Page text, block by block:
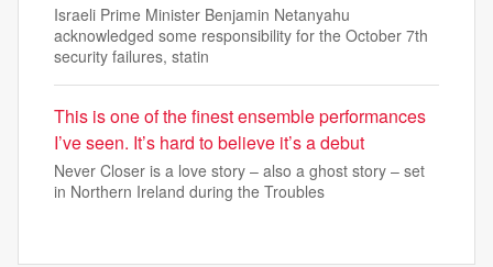
Israeli Prime Minister Benjamin Netanyahu
acknowledged some responsibility for the October 7th
security failures, statin
This is one of the finest ensemble performances
I’ve seen. It’s hard to believe it’s a debut
Never Closer is a love story – also a ghost story – set
in Northern Ireland during the Troubles